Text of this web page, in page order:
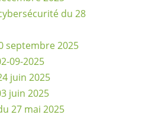
du 28
septembre 2025
09-2025
juin 2025
juin 2025
27 mai 2025